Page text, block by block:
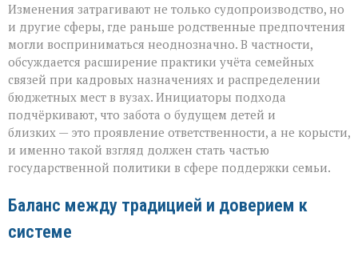
Изменения затрагивают не только судопроизводство, но
и другие сферы, где раньше родственные предпочтения
могли восприниматься неоднозначно. В частности,
обсуждается расширение практики учёта семейных
связей при кадровых назначениях и распределении
бюджетных мест в вузах. Инициаторы подхода
подчёркивают, что забота о будущем детей и
близких — это проявление ответственности, а не корысти,
и именно такой взгляд должен стать частью
государственной политики в сфере поддержки семьи.
Баланс между традицией и доверием к
системе